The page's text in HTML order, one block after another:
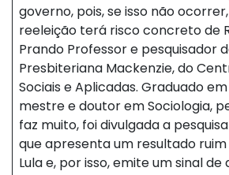
governo, pois, se isso não
reeleição terá risco concreto de
Prando Professor e pesquisador
Presbiteriana Mackenzie, do
Sociais e Aplicadas. Graduado
mestre e doutor em Sociologia,
faz muito, foi divulgada a
que apresenta um resultado
Lula e, por isso, emite um sinal de